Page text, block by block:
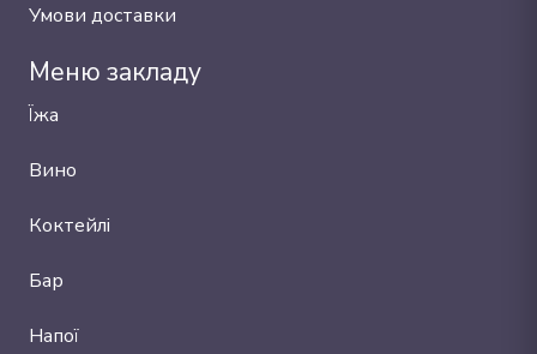
Умови доставки
Меню закладу
Їжа
Вино
Коктейлі
Бар
Напої